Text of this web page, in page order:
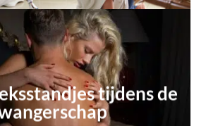
tijdens de